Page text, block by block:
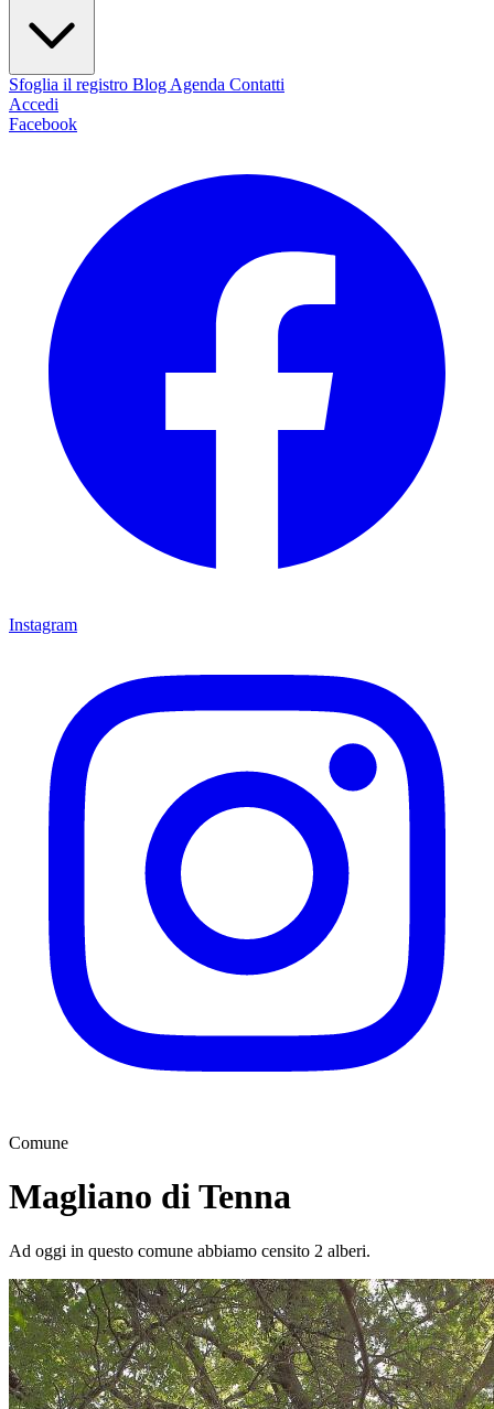
Sfoglia il registro Blog Agenda Contatti
Accedi
Facebook
Instagram
Comune
Magliano di Tenna
Ad oggi in questo comune abbiamo censito 2 alberi.